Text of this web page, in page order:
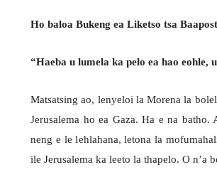
Ho baloa Bukeng ea Liketso tsa
“Haeba u lumela ka pelo ea hao eohle,
Matsatsing ao, lenyeloi la Morena la
Jerusalema ho ea Gaza. Ha e na
neng e le lehlahana, letona la
ile Jerusalema ka leeto la thapelo. O n’a